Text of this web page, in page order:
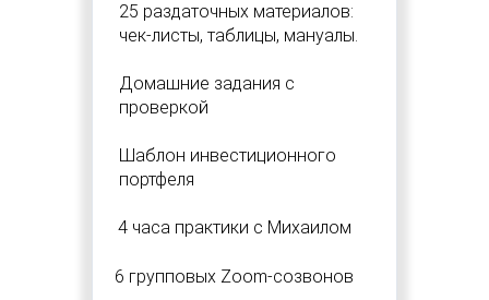
25 раздаточных материалов:
чек-листы, таблицы, мануалы.
Шаблон инвестиционного
портфеля
6 групповых Zoom-созвонов
4 часа практики с Михаилом
Домашние задания с
проверкой